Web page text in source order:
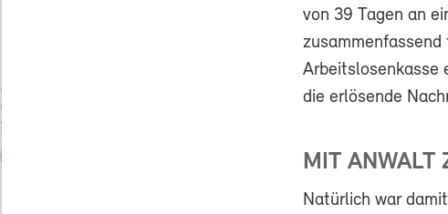
von 39 Tagen an
Arbeitslosenkasse
die erlösende
MIT ANWALT
Natürlich war